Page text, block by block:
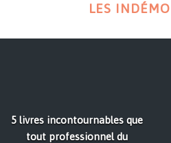
LES
5 livres incontournables que
tout professionnel du